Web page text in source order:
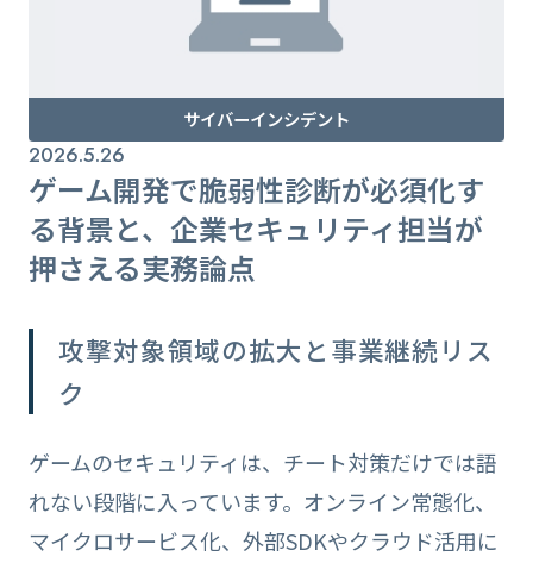
サイバーインシデント
2026.5.26
ゲーム開発で脆弱性診断が必須化す
る背景と、企業セキュリティ担当が
押さえる実務論点
攻撃対象領域の拡大と事業継続リス
ク
ゲームのセキュリティは、チート対策だけでは語
れない段階に入っています。オンライン常態化、
マイクロサービス化、外部SDKやクラウド活用に